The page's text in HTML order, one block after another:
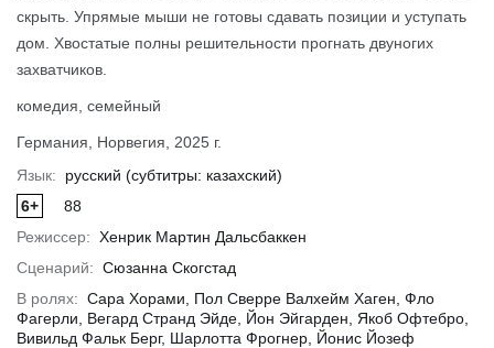
Колючая и ушастый
Подробнее
Миньоны
скрыть. Упрямые мыши не готовы сдавать позиции и уступать
дом. Хвостатые полны решительности прогнать двуногих
захватчиков.
комедия, семейный
Германия, Норвегия, 2025 г.
Язык:
русский (субтитры: казахский)
6+
88
Режиссер: Хенрик Мартин Дальсбаккен
Сценарий: Сюзанна Скогстад
В ролях: Сара Хорами, Пол Сверре Валхейм Хаген, Фло
Фагерли, Вегард Странд Эйде, Йон Эйгарден, Якоб Офтебро,
Вивильд Фальк Берг, Шарлотта Фрогнер, Йонис Йозеф